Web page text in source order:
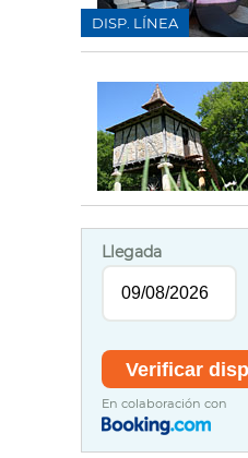
DISP. LÍNEA
Llegada
En colaboración con